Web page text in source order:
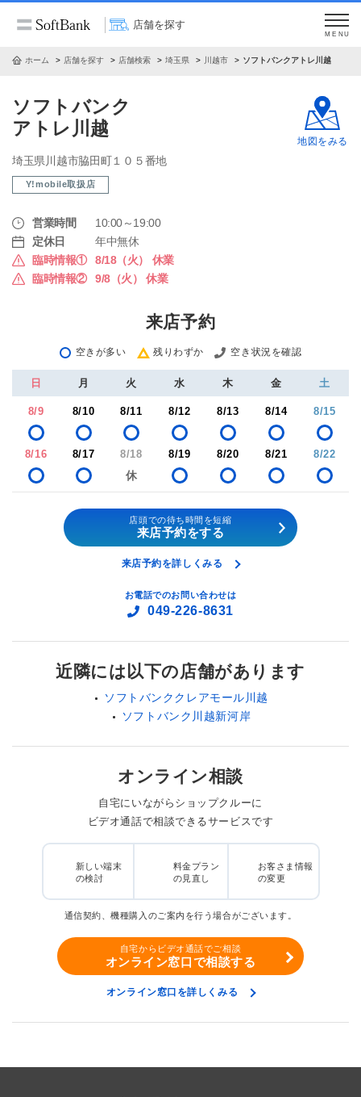
店舗を探す
MENU
ホーム 店舗を探す 店舗検索 埼玉県 川越市 ソフトバンクアトレ川越
ソフトバンク
アトレ川越
埼玉県川越市脇田町１０５番地
Y!mobile取扱店
営業時間
10:00～19:00
定休日
年中無休
臨時情報①
8/18（火） 休業
臨時情報②
9/8（火） 休業
地図をみる
来店予約
空きが多い 残りわずか 空き状況を確認
日 月 火 水 木 金 土
8/9 8/10 8/11 8/12 8/13 8/14 8/15
8/16 8/17 8/18 8/19 8/20 8/21 8/22
店頭での待ち時間を短縮
来店予約をする
来店予約を詳しくみる
お電話でのお問い合わせは
049-226-8631
近隣には以下の店舗があります
ソフトバンククレアモール川越
ソフトバンク川越新河岸
オンライン相談
自宅にいながらショップクルーに
ビデオ通話で相談できるサービスです
新しい端末
の検討
料金プラン
の見直し
お客さま情報
の変更
通信契約、機種購入のご案内を行う場合がございます。
自宅からビデオ通話でご相談
オンライン窓口で相談する
オンライン窓口を詳しくみる